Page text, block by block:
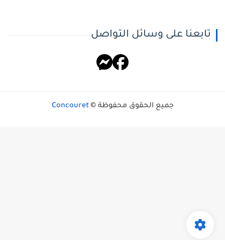
تابعنا على وسائل التواصل
جميع الحقوق محفوظة © Concouret